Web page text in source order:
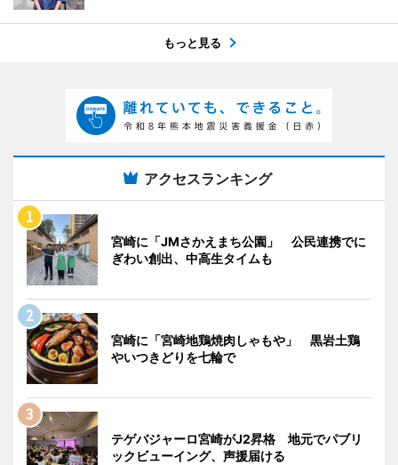
もっと見る
アクセスランキング
宮崎に「JMさかえまち公園」 公民連携でに
ぎわい創出、中高生タイムも
宮崎に「宮崎地鶏焼肉しゃもや」 黒岩土鶏
やいつきどりを七輪で
テゲバジャーロ宮崎がJ2昇格 地元でパブリ
ックビューイング、声援届ける